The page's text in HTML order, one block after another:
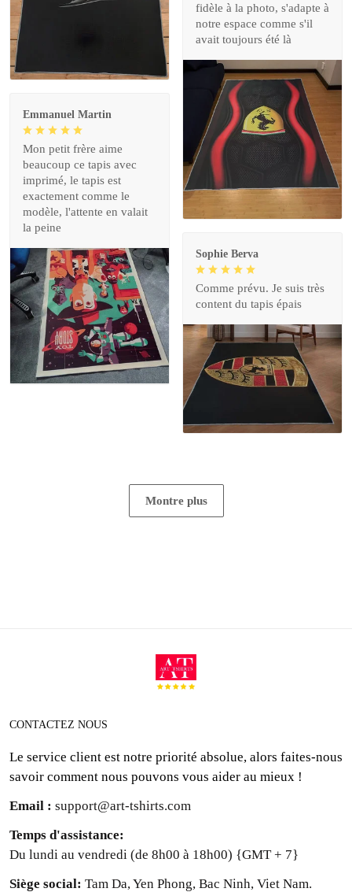
fidèle à la photo, s'adapte à
notre espace comme s'il
avait toujours été là
Emmanuel Martin
Mon petit frère aime
beaucoup ce tapis avec
imprimé, le tapis est
exactement comme le
modèle, l'attente en valait
la peine
Sophie Berva
Comme prévu. Je suis très
content du tapis épais
Montre plus
CONTACTEZ NOUS
Le service client est notre priorité absolue, alors faites-nous
savoir comment nous pouvons vous aider au mieux !
Email : support@art-tshirts.com
Temps d'assistance:
Du lundi au vendredi (de 8h00 à 18h00) {GMT + 7}
Siège social: Tam Da, Yen Phong, Bac Ninh, Viet Nam.